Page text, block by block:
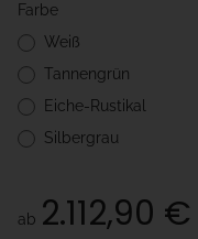
Farbe
Weiß
Tannengrün
Eiche-Rustikal
Silbergrau
ab 2.112,90 €